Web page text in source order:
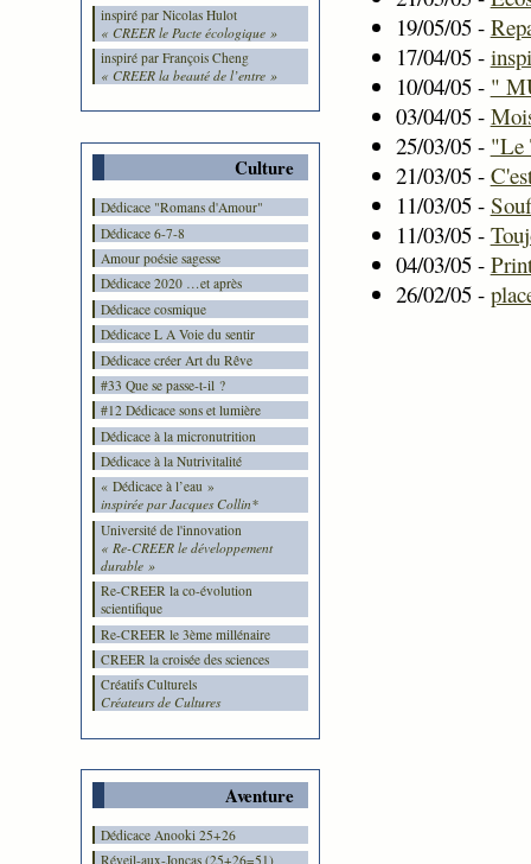
inspiré par Nicolas Hulot
« CREER le Pacte écologique »
inspiré par François Cheng
« CREER la beauté de l’entre »
Culture
Dédicace "Romans d'Amour"
Dédicace 6-7-8
Amour poésie sagesse
Dédicace 2020 …et après
Dédicace cosmique
Dédicace L A Voie du sentir
Dédicace créer Art du Rêve
#33 Que se passe-t-il ?
#12 Dédicace sons et lumière
Dédicace à la micronutrition
Dédicace à la Nutrivitalité
« Dédicace à l’eau »
inspirée par Jacques Collin*
Université de l'innovation
« Re-CREER le développement
durable »
Re-CREER la co-évolution
scientifique
Re-CREER le 3ème millénaire
CREER la croisée des sciences
Créatifs Culturels
Créateurs de Cultures
Aventure
Dédicace Anooki 25+26
Réveil-aux-Joncas (25+26=51)
19/05/05 -
17/04/05 -
10/04/05 - "
03/04/05 -
25/03/05 - "Le
21/03/05 -
11/03/05 -
11/03/05 -
04/03/05 -
26/02/05 -